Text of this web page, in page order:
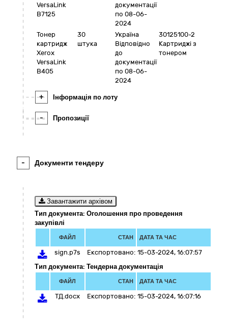
VersaLink
B7125
документації
по 08-06-
2024
Тонер
картридж
Xerox
VersaLink
B405
30
штука
Україна
Відповідно
до
документації
по 08-06-
2024
30125100-2
Картриджі з
тонером
+ Інформація по лоту
- Пропозиції
- Документи тендеру
Завантажити архівом
Тип документа: Оголошення про проведення
закупівлі
ФАЙЛ СТАН ДАТА ТА ЧАС
sign.p7s Експортовано: 15-03-2024, 16:07:57
Тип документа: Тендерна документація
ФАЙЛ СТАН ДАТА ТА ЧАС
ТД.docx Експортовано: 15-03-2024, 16:07:16